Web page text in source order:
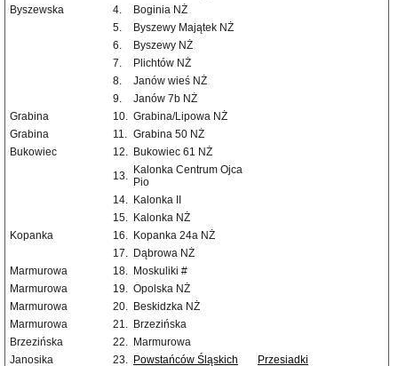
Byszewska
4.
Boginia NŻ
5.
Byszewy Majątek NŻ
6.
Byszewy NŻ
7.
Plichtów NŻ
8.
Janów wieś NŻ
9.
Janów 7b NŻ
Grabina
10. Grabina/Lipowa NŻ
Grabina
11. Grabina 50 NŻ
Bukowiec
12. Bukowiec 61 NŻ
13. Kalonka Centrum Ojca
Pio
14. Kalonka II
15. Kalonka NŻ
Kopanka
16. Kopanka 24a NŻ
17. Dąbrowa NŻ
Marmurowa
18. Moskuliki #
Marmurowa
19. Opolska NŻ
Marmurowa
20. Beskidzka NŻ
Marmurowa
21. Brzezińska
Brzezińska
22. Marmurowa
Janosika
23. Powstańców Śląskich Przesiadki